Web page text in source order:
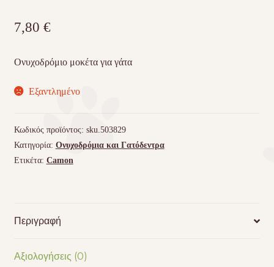
7,80 €
Ονυχοδρόμιο μοκέτα για γάτα
Εξαντλημένο
Κωδικός προϊόντος: sku.503829
Κατηγορία: Ονυχοδρόμια και Γατόδεντρα
Ετικέτα: Camon
Περιγραφή
Αξιολογήσεις (0)